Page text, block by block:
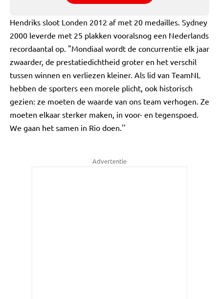
Hendriks sloot Londen 2012 af met 20 medailles. Sydney
2000 leverde met 25 plakken vooralsnog een Nederlands
recordaantal op. "Mondiaal wordt de concurrentie elk jaar
zwaarder, de prestatiedichtheid groter en het verschil
tussen winnen en verliezen kleiner. Als lid van TeamNL
hebben de sporters een morele plicht, ook historisch
gezien: ze moeten de waarde van ons team verhogen. Ze
moeten elkaar sterker maken, in voor- en tegenspoed.
We gaan het samen in Rio doen.''
Advertentie